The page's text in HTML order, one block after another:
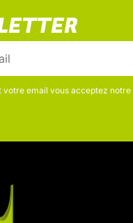
votre email vous acceptez notre